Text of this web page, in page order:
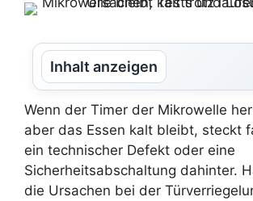
Inhalt anzeigen
Wenn der Timer der Mikrowelle
aber das Essen kalt bleibt, steckt
ein technischer Defekt oder eine
Sicherheitsabschaltung dahinter.
die Ursachen bei der